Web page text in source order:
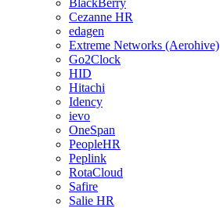
BlackBerry
Cezanne HR
edagen
Extreme Networks (Aerohive)
Go2Clock
HID
Hitachi
Idency
ievo
OneSpan
PeopleHR
Peplink
RotaCloud
Safire
Salie HR